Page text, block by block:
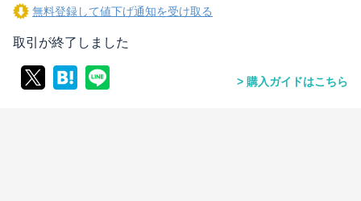
無料登録して値下げ通知を受け取る
取引が終了しました
購入ガイドはこちら